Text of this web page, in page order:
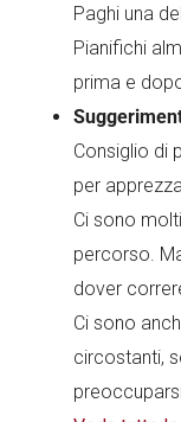
Paghi una
Pianifichi
prima e
Consiglio di
per
Ci sono
percorso.
dover
Ci sono
circostanti,